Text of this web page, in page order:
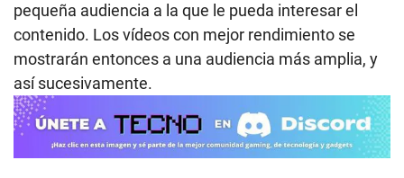
pequeña audiencia a la que le pueda interesar el
contenido. Los vídeos con mejor rendimiento se
mostrarán entonces a una audiencia más amplia, y
así sucesivamente.